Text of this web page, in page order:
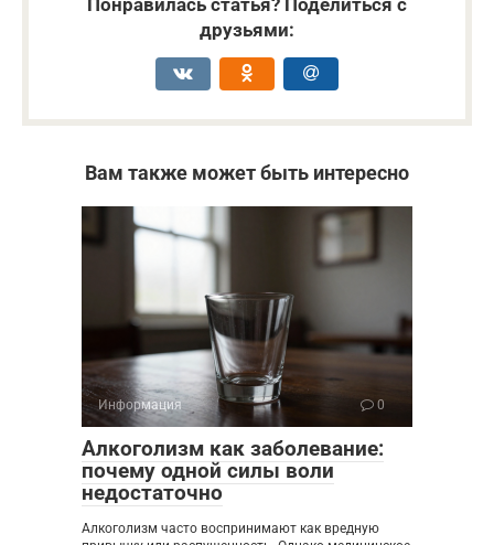
друзьями:
Вам также может быть интересно
Информация 0
Алкоголизм как заболевание:
почему одной силы воли
недостаточно
Алкоголизм часто воспринимают как вредную